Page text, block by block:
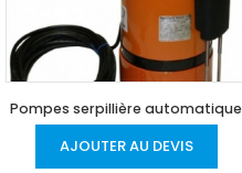
Pompes serpillière automatique
AJOUTER AU DEVIS